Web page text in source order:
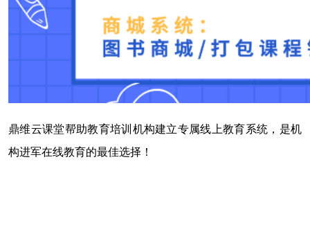
鼎维云课堂帮助教育培训机构建立专属线上教育系统，是机
构进军在线教育的最佳选择！